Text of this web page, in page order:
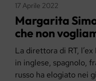
17 Aprile 2022
Margarita
che non
La direttora di RT,
in inglese, spagnolo,
russo ha elogiato nei